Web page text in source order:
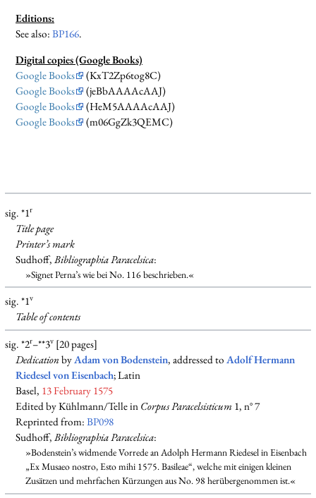
Editions:
See also:BP166.
Digital copies (Google Books)
Google Books
(KxT2Zp6tog8C)
Google Books
(jeBbAAAAcAAJ)
Google Books
(HeM5AAAAcAAJ)
Google Books
(m06GgZk3QEMC)
sig. *1r
Title page
Printer’s mark
Sudhoff,Bibliographia Paracelsica:
»Signet Perna’s wie bei No. 116 beschrieben.«
sig. *1v
Table of contents
sig. *2r–**3v[20 pages]
DedicationbyAdam von Bodenstein, addressed toAdolf Hermann
Riedesel von Eisenbach; Latin
Basel, 13 February 1575
Edited by Kühlmann/Telle in Corpus Paracelsisticum 1, n° 7
Reprinted from:BP098
Sudhoff,Bibliographia Paracelsica:
»Bodenstein’s widmende Vorrede an Adolph Hermann Riedesel in Eisenbach
„Ex Musaeo nostro, Esto mihi 1575. Basileae“, welche mit einigen kleinen
Zusätzen und mehrfachen Kürzungen aus No. 98 herübergenommen ist.«